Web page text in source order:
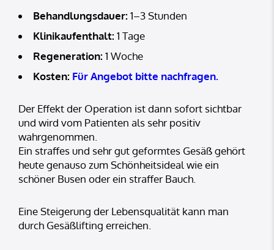
Behandlungsdauer: 1–3 Stunden
Klinikaufenthalt: 1 Tage
Regeneration: 1 Woche
Kosten: Für Angebot bitte nachfragen.
Der Effekt der Operation ist dann sofort sichtbar
und wird vom Patienten als sehr positiv
wahrgenommen.
Ein straffes und sehr gut geformtes Gesäß gehört
heute genauso zum Schönheitsideal wie ein
schöner Busen oder ein straffer Bauch.
Eine Steigerung der Lebensqualität kann man
durch Gesäßlifting erreichen.